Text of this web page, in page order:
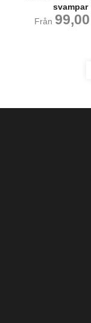
svampar
Från 99,00